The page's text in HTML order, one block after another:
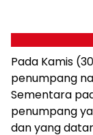
Pada Kamis
penumpang
Sementara
penumpang
dan yang